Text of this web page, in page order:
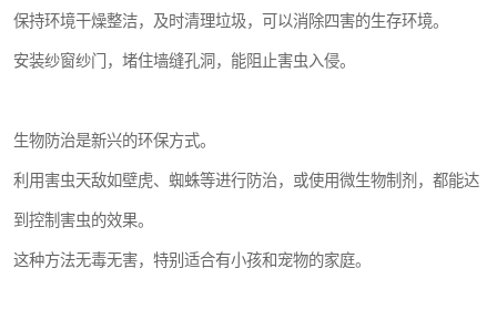
保持环境干燥整洁，及时清理垃圾，可以消除四害的生存环境。
安装纱窗纱门，堵住墙缝孔洞，能阻止害虫入侵。
生物防治是新兴的环保方式。
利用害虫天敌如壁虎、蜘蛛等进行防治，或使用微生物制剂，都能达
到控制害虫的效果。
这种方法无毒无害，特别适合有小孩和宠物的家庭。